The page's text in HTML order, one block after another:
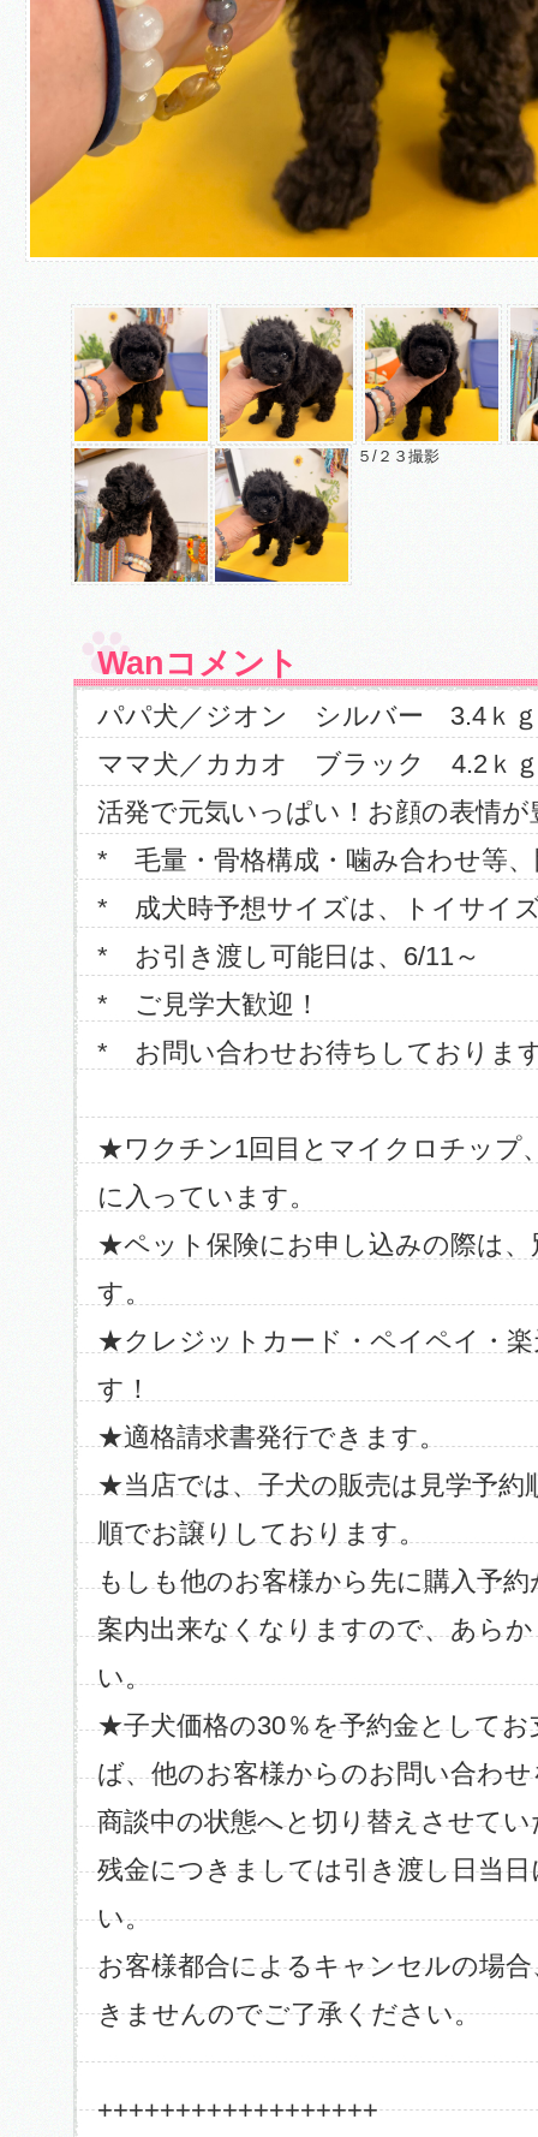
５/２３撮影
Wanコメント
パパ犬／ジオン シルバー 3.4ｋｇ
ママ犬／カカオ ブラック 4.2ｋ
活発で元気いっぱい！お顔の表情が
* 毛量・骨格構成・噛み合わせ等
* 成犬時予想サイズは、トイサイ
* お引き渡し可能日は、6/11～
* ご見学大歓迎！
* お問い合わせお待ちしておりま
★ワクチン1回目とマイクロチップ
に入っています。
★ペット保険にお申し込みの際は、
す。
★クレジットカード・ペイペイ・
す！
★適格請求書発行できます。
★当店では、子犬の販売は見学予約
順でお譲りしております。
もしも他のお客様から先に購入予
案内出来なくなりますので、あら
い。
★子犬価格の30％を予約金として
ば、他のお客様からのお問い合わ
商談中の状態へと切り替えさせて
残金につきましては引き渡し日当
い。
お客様都合によるキャンセルの場
きませんのでご了承ください。
++++++++++++++++++